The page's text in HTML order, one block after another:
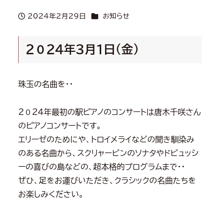
投稿日
2024年2月29日 カテゴリー
お知らせ
２０２４年３月１日(金)
珠玉の名曲を・・
２０２４年最初の駅ピアノのコンサートは唐木千咲さん
のピアノコンサートです。
エリーゼのためにや、トロイメライなどの聞き馴染み
のある名曲から、スクリャービンのソナタやドビュッシ
ーの喜びの島などの、超本格的プログラムまで・・
ぜひ、足をお運びいただき、クラシックの名曲たちを
お楽しみください。